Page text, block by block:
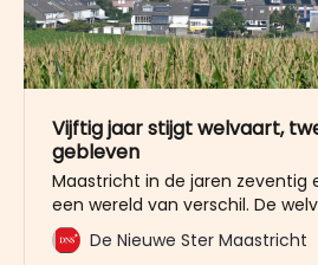
Vijftig jaar stijgt welvaart,
gebleven
Maastricht in de jaren zeventig
een wereld van verschil. De
afgelopen halve eeuw enorm
in een recent lijstje is Maastricht
De Nieuwe Ster Maastricht